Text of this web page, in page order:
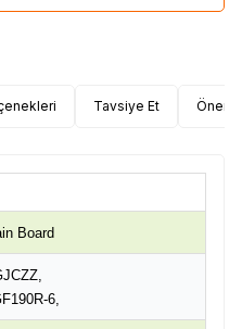
Tavsiye Et Öneri
Board
6,